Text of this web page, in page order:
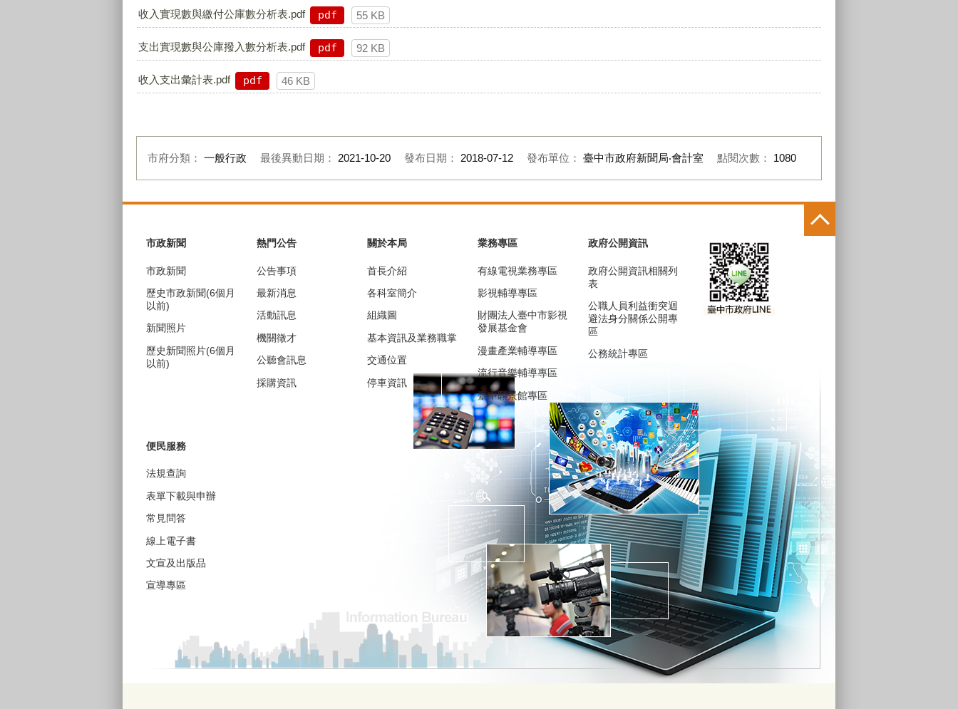
收入實現數與繳付公庫數分析表.pdf pdf 55 KB
支出實現數與公庫撥入數分析表.pdf pdf 92 KB
收入支出彙計表.pdf pdf 46 KB
市府分類： 一般行政 最後異動日期： 2021-10-20 發布日期： 2018-07-12 發布單位： 臺中市政府新聞局‧會計室 點閱次數： 1080
市政新聞
市政新聞
歷史市政新聞(6個月
以前)
新聞照片
歷史新聞照片(6個月
以前)
熱門公告
公告事項
最新消息
活動訊息
機關徵才
公聽會訊息
採購資訊
關於本局
首長介紹
各科室簡介
組織圖
基本資訊及業務職掌
交通位置
停車資訊
業務專區
有線電視業務專區
影視輔導專區
財團法人臺中市影視
發展基金會
漫畫產業輔導專區
流行音樂輔導專區
臺中願景館專區
政府公開資訊
政府公開資訊相關列
表
公職人員利益衝突迴
避法身分關係公開專
區
公務統計專區
便民服務
法規查詢
表單下載與申辦
常見問答
線上電子書
文宣及出版品
宣導專區